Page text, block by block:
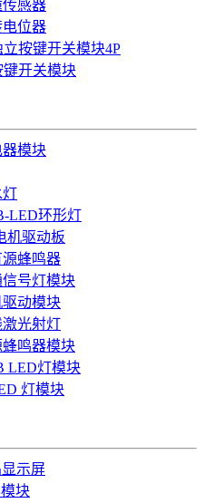
传感器
电位器
按键开关模块4P
开关模块
器模块
灯
LED环形灯
机驱动板
源蜂鸣器
信号灯模块
驱动模块
激光射灯
蜂鸣器模块
LED灯模块
灯模块
示屏
块